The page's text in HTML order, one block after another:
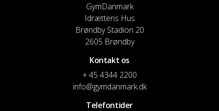
GymDanmark
Idrættens Hus
Brøndby Stadion 20
2605 Brøndby
Kontakt os
+ 45 4344 2200
info@gymdanmark.dk
Telefontider